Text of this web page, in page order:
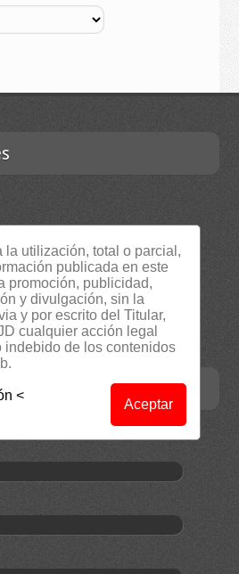
la utilización, total o parcial,
publicada en este
promoción, publicidad,
y divulgación, sin la
y por escrito del Titular,
cualquier acción legal
indebido de los contenidos
<
Aceptar